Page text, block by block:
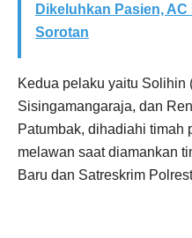
Dikeluhkan Pasien,
Sorotan
Kedua pelaku yaitu Solihin
Sisingamangaraja, dan
Patumbak, dihadiahi timah
melawan saat diamankan
Baru dan Satreskrim